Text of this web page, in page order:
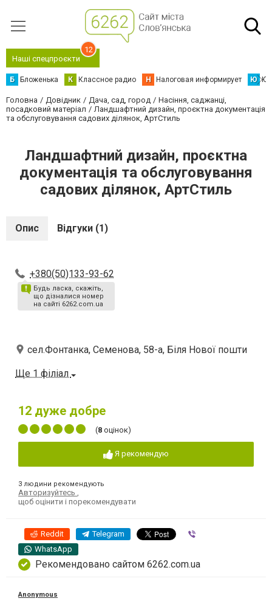
Наші спецпроєкти
12
Б Бложенька К Классное радио Н Налоговая информирует Ю
Головна Довідник Дача, сад, город
Насіння, саджанці,
посадковий матеріал
Ландшафтний дизайн, проєктна документація
та обслуговування садових ділянок, АртСтиль
Ландшафтний дизайн, проєктна
документація та обслуговування
садових ділянок, АртСтиль
Опис Відгуки (1)
+380(50)133-93-62
Будь ласка, скажіть,
що дізналися номер
на сайті 6262.com.ua
сел.Фонтанка, Семенова, 58-а, Біля Нової пошти
Ще 1 філіал
12 дуже добре
(8 оцінок)
Я рекомендую
3 людини рекомендують
Авторизуйтесь
щоб оцінити і порекомендувати
Reddit Telegram
WhatsApp
Рекомендовано сайтом 6262.com.ua
Anonymous